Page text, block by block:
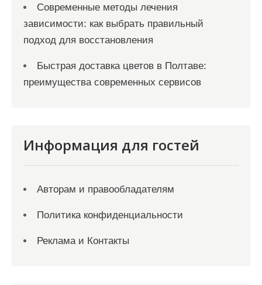
Современные методы лечения
зависимости: как выбрать правильный
подход для восстановления
Быстрая доставка цветов в Полтаве:
преимущества современных сервисов
Информация для гостей
Авторам и правообладателям
Политика конфиденциальности
Реклама и Контакты